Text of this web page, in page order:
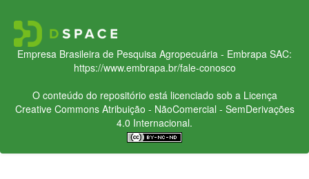
Empresa Brasileira de Pesquisa Agropecuária - Embrapa SAC:
https://www.embrapa.br/fale-conosco
O conteúdo do repositório está licenciado sob a Licença
Creative CommonsAtribuição - NãoComercial - SemDerivações
4.0 Internacional.